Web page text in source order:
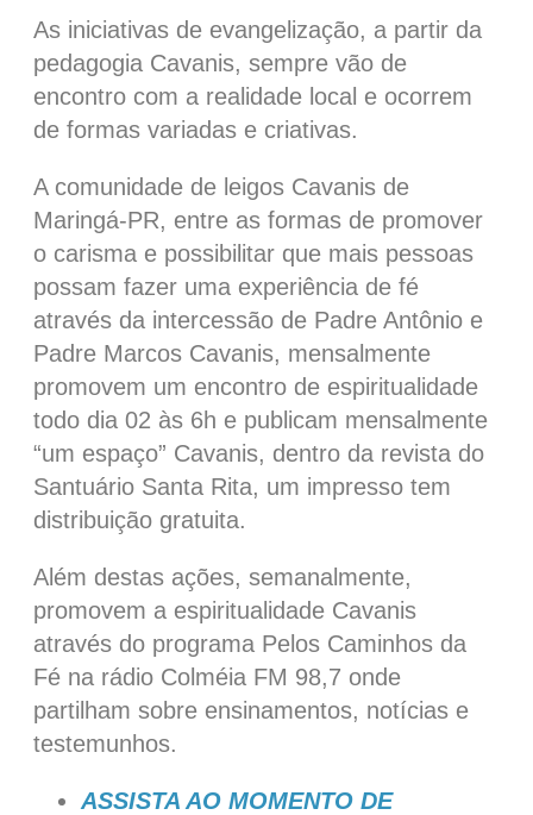
As iniciativas de evangelização, a partir da
pedagogia Cavanis, sempre vão de
encontro com a realidade local e ocorrem
de formas variadas e criativas.
A comunidade de leigos Cavanis de
Maringá-PR, entre as formas de promover
o carisma e possibilitar que mais pessoas
possam fazer uma experiência de fé
através da intercessão de Padre Antônio e
Padre Marcos Cavanis, mensalmente
promovem um encontro de espiritualidade
todo dia 02 às 6h e publicam mensalmente
“um espaço” Cavanis, dentro da revista do
Santuário Santa Rita, um impresso tem
distribuição gratuita.
Além destas ações, semanalmente,
promovem a espiritualidade Cavanis
através do programa Pelos Caminhos da
Fé na rádio Colméia FM 98,7 onde
partilham sobre ensinamentos, notícias e
testemunhos.
ASSISTA AO MOMENTO DE